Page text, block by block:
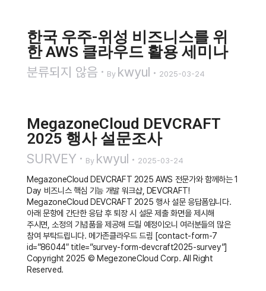
한국 우주-위성 비즈니스를 위
한 AWS 클라우드 활용 세미나
분류되지 않음 By kwyul 2025-03-24
MegazoneCloud DEVCRAFT
2025 행사 설문조사
SURVEY By kwyul 2025-03-24
MegazoneCloud DEVCRAFT 2025 AWS 전문가와 함께하는 1
Day 비즈니스 핵심 기능 개발 워크샵, DEVCRAFT!
MegazoneCloud DEVCRAFT 2025 행사 설문 응답폼입니다.
아래 문항에 간단한 응답 후 퇴장 시 설문 제출 화면을 제시해
주시면, 소정의 기념품을 제공해 드릴 예정이오니 여러분들의 많은
참여 부탁드립니다. 메가존클라우드 드림 [contact-form-7
id=”86044″ title=”survey-form-devcraft2025-survey”]
Copyright 2025 © MegezoneCloud Corp. All Right
Reserved.